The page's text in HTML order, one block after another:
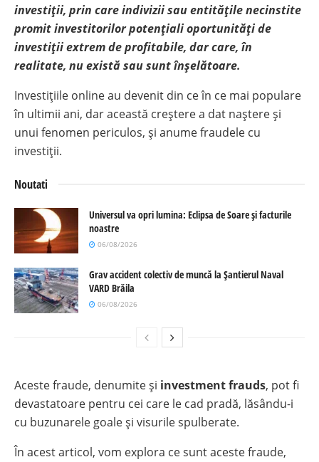
investiții, prin care indivizii sau entitățile necinstite
promit investitorilor potențiali oportunități de
investiții extrem de profitabile, dar care, în
realitate, nu există sau sunt înșelătoare.
Investițiile online au devenit din ce în ce mai populare
în ultimii ani, dar această creștere a dat naștere și
unui fenomen periculos, și anume fraudele cu
investiții.
Noutati
Universul va opri lumina: Eclipsa de Soare și facturile
noastre
06/08/2026
Grav accident colectiv de muncă la Șantierul Naval
VARD Brăila
06/08/2026
Aceste fraude, denumite și investment frauds, pot fi
devastatoare pentru cei care le cad pradă, lăsându-i
cu buzunarele goale și visurile spulberate.
În acest articol, vom explora ce sunt aceste fraude,